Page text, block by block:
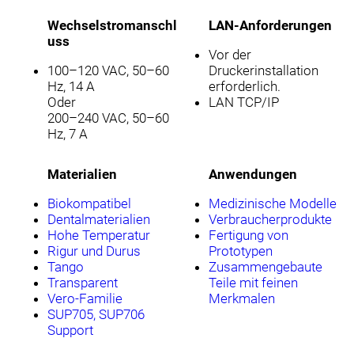
Wechselstromanschl
uss
100–120 VAC, 50–60
Hz, 14 A
Oder
200–240 VAC, 50–60
Hz, 7 A
LAN-Anforderungen
Vor der
Druckerinstallation
erforderlich.
LAN TCP/IP
Materialien
Biokompatibel
Dentalmaterialien
Hohe Temperatur
Rigur und Durus
Tango
Transparent
Vero-Familie
SUP705, SUP706
Support
Anwendungen
Medizinische Modelle
Verbraucherprodukte
Fertigung von
Prototypen
Zusammengebaute
Teile mit feinen
Merkmalen